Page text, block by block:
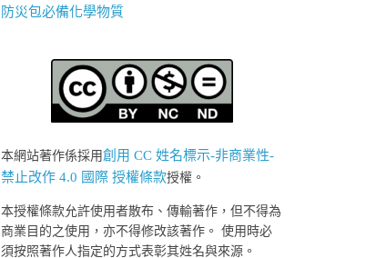
防災包必備化學物質
本網站著作係採用創用 CC 姓名標示-非商業性-
禁止改作 4.0 國際 授權條款授權。
本授權條款允許使用者散布、傳輸著作，但不得為
商業目的之使用，亦不得修改該著作。 使用時必
須按照著作人指定的方式表彰其姓名與來源。